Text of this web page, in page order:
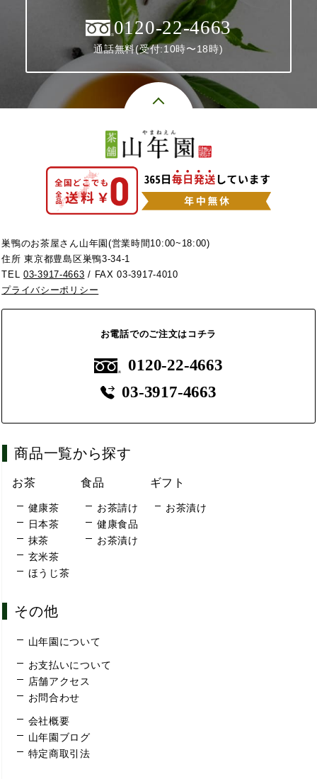
0120-22-4663
通話無料(受付:10時〜18時)
巣鴨のお茶屋さん山年園(営業時間10:00~18:00)
住所 東京都豊島区巣鴨3-34-1
TEL03-3917-4663 / FAX 03-3917-4010
プライバシーポリシー
お電話でのご注文はコチラ
0120-22-4663
03-3917-4663
商品一覧から探す
お茶
健康茶
日本茶
抹茶
玄米茶
ほうじ茶
食品
お茶請け
健康食品
お茶漬け
ギフト
お茶漬け
その他
山年園について
お支払いについて
店舗アクセス
お問合わせ
会社概要
山年園ブログ
特定商取引法